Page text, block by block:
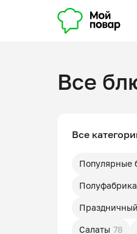
Все
Все
Популярные
Салаты 78